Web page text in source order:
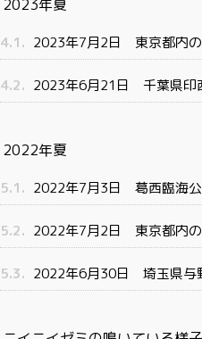
2023年夏
4.1. 2023年7月2日 東京都内
4.2. 2023年6月21日 千葉県印
2022年夏
5.1. 2022年7月3日 葛西臨海
5.2. 2022年7月2日 東京都内
5.3. 2022年6月30日 埼玉県与